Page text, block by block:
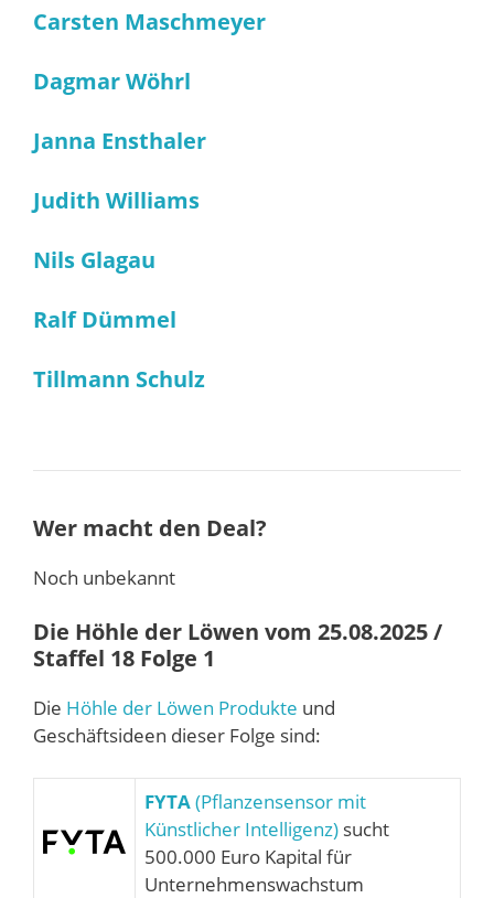
Carsten Maschmeyer
Dagmar Wöhrl
Janna Ensthaler
Judith Williams
Nils Glagau
Ralf Dümmel
Tillmann Schulz
Wer macht den Deal?
Noch unbekannt
Die Höhle der Löwen vom 25.08.2025 /
Staffel 18 Folge 1
Die Höhle der Löwen Produkte und
Geschäftsideen dieser Folge sind:
FYTA(Pflanzensensor mit
Künstlicher Intelligenz) sucht
500.000 Euro Kapital für
Unternehmenswachstum